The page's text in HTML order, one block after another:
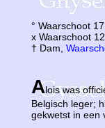
° Waarschoot
x Waarschoot
† Dam,
Alois was
Belgisch leger;
gekwetst in een